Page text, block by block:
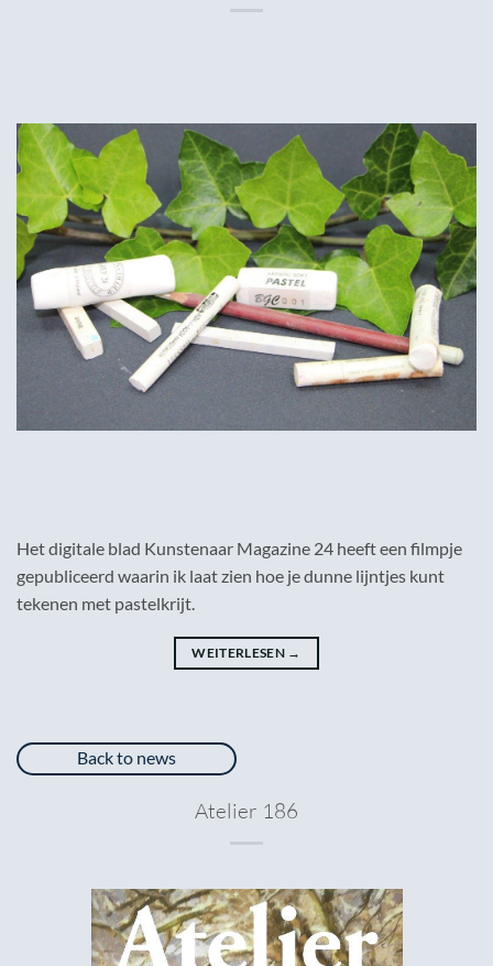
Het digitale blad Kunstenaar Magazine 24 heeft een filmpje
gepubliceerd waarin ik laat zien hoe je dunne lijntjes kunt
tekenen met pastelkrijt.
WEITERLESEN →
Back to news
Atelier 186